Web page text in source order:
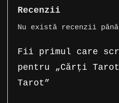
Recenzii
Nu există recenzii până
Fii primul care
pentru „Cărți
Tarot”